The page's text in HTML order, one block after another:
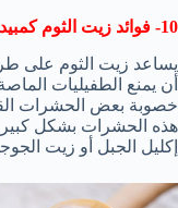
10- فوائد زيت الثوم كمبيد حشري
يساعد زيت الثوم على
أن يمنع الطفيليات
خصوبة بعض الحشرات
هذه الحشرات بشكل
إكليل الجبل أو زيت